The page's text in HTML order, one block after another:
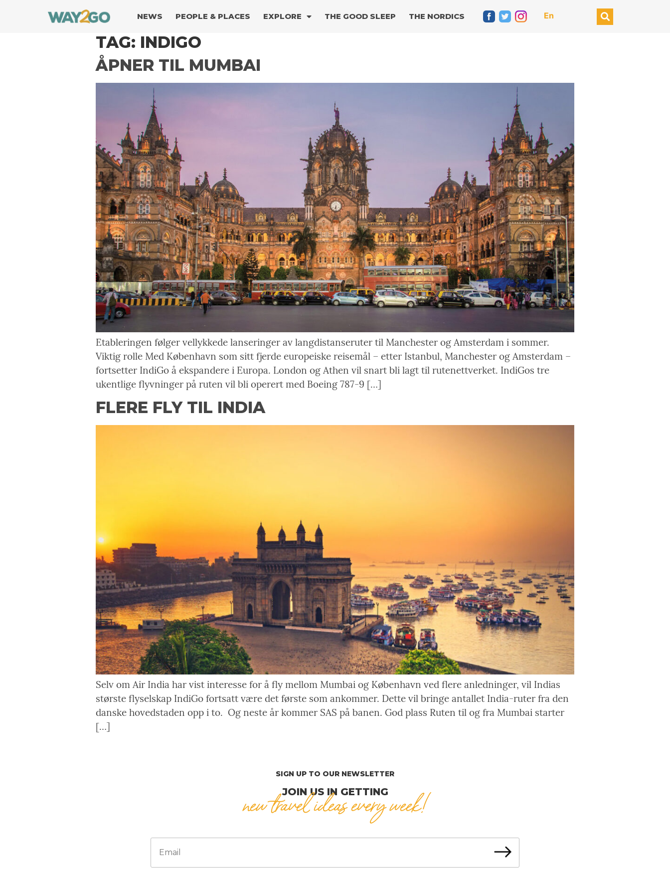
NEWS PEOPLE & PLACES EXPLORE THE GOOD SLEEP THE NORDICS En
TAG: INDIGO
ÅPNER TIL MUMBAI
Etableringen følger vellykkede lanseringer av langdistanseruter til Manchester og Amsterdam i sommer.
Viktig rolle Med København som sitt fjerde europeiske reisemål – etter Istanbul, Manchester og Amsterdam –
fortsetter IndiGo å ekspandere i Europa. London og Athen vil snart bli lagt til rutenettverket. IndiGos tre
ukentlige flyvninger på ruten vil bli operert med Boeing 787-9 […]
FLERE FLY TIL INDIA
Selv om Air India har vist interesse for å fly mellom Mumbai og København ved flere anledninger, vil Indias
største flyselskap IndiGo fortsatt være det første som ankommer. Dette vil bringe antallet India-ruter fra den
danske hovedstaden opp i to. Og neste år kommer SAS på banen. God plass Ruten til og fra Mumbai starter
[…]
SIGN UP TO OUR NEWSLETTER
JOIN US IN GETTING
new travel ideas every week!